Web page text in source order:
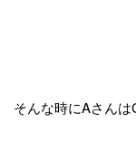
そんな時にAさんは